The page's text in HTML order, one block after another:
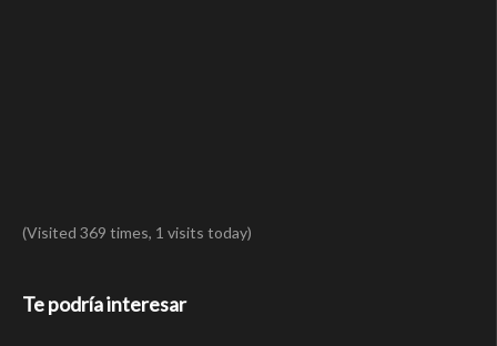
(Visited 369 times, 1 visits today)
Te podría interesar